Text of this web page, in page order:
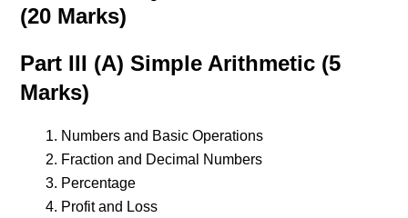
(20 Marks)
Part III (A) Simple Arithmetic (5
Marks)
Numbers and Basic Operations
Fraction and Decimal Numbers
Percentage
Profit and Loss